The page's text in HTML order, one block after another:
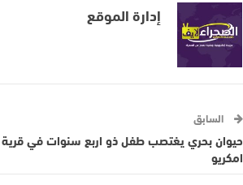
إدارة الموقع
السابق
حيوان بحري يغتصب طفل ذو اربع سنوات في قرية
امكريو